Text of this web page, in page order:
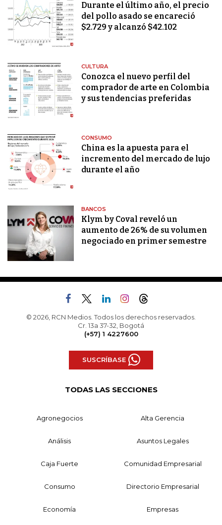
Durante el último año, el precio
del pollo asado se encareció
$2.729 y alcanzó $42.102
CULTURA
Conozca el nuevo perfil del
comprador de arte en Colombia
y sus tendencias preferidas
CONSUMO
China es la apuesta para el
incremento del mercado de lujo
durante el año
BANCOS
Klym by Coval reveló un
aumento de 26% de su volumen
negociado en primer semestre
© 2026, RCN Medios. Todos los derechos reservados.
Cr. 13a 37-32, Bogotá
(+57) 1 4227600
SUSCRÍBASE
TODAS LAS SECCIONES
Agronegocios Alta Gerencia
Análisis Asuntos Legales
Caja Fuerte Comunidad Empresarial
Consumo Directorio Empresarial
Economía Empresas